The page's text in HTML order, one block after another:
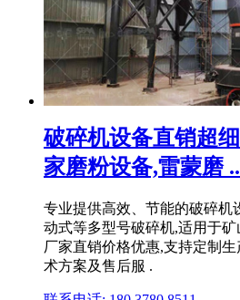
破碎机设备直销超
家磨粉设备,雷蒙磨
专业提供高效、节能的破碎机
动式等多型号破碎机,适用于矿
厂家直销价格优惠,支持定制
术方案及售后服 .